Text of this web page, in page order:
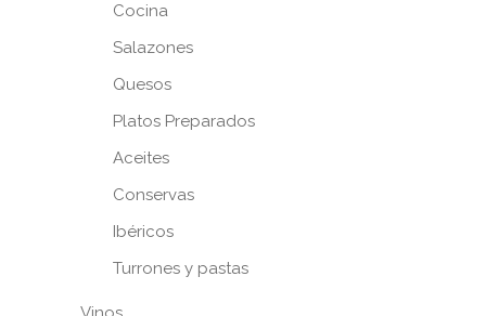
Cocina
Salazones
Quesos
Platos Preparados
Aceites
Conservas
Ibéricos
Turrones y pastas